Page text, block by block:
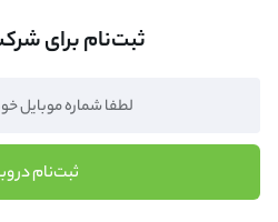
ثبت‌نام برای
ثبت‌نام در